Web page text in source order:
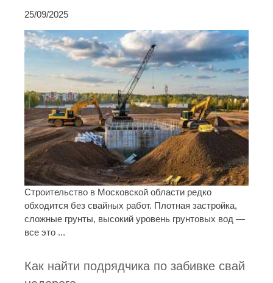
25/09/2025
Строительство в Московской области редко
обходится без свайных работ. Плотная застройка,
сложные грунты, высокий уровень грунтовых вод —
все это ...
Как найти подрядчика по забивке свай